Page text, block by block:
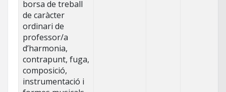
borsa de treball
de caràcter
ordinari de
professor/a
d’harmonia,
contrapunt, fuga,
composició,
instrumentació i